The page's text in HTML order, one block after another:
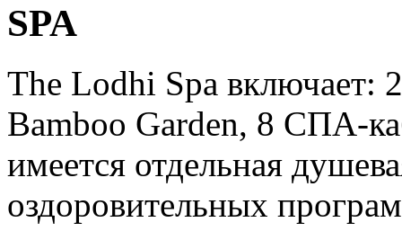
SPA
The Lodhi Spa включает:
Bamboo Garden, 8 СПА-
имеется отдельная
оздоровительных